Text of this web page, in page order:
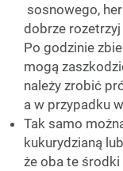
sosnowego,
dobrze
Po godzinie
mogą
należy zrobić
a w przypadku
Tak samo
kukurydzianą
że oba te